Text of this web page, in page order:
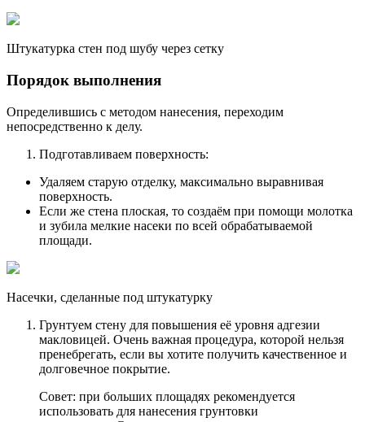
Штукатурка стен под шубу через сетку
Порядок выполнения
Определившись с методом нанесения, переходим
непосредственно к делу.
Подготавливаем поверхность:
Удаляем старую отделку, максимально выравнивая
поверхность.
Если же стена плоская, то создаём при помощи молотка
и зубила мелкие насеки по всей обрабатываемой
площади.
Насечки, сделанные под штукатурку
Грунтуем стену для повышения её уровня адгезии
макловицей. Очень важная процедура, которой нельзя
пренебрегать, если вы хотите получить качественное и
долговечное покрытие.
Совет: при больших площадях рекомендуется
использовать для нанесения грунтовки